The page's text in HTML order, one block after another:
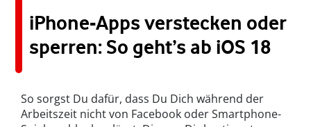
iPhone-Apps verstecken oder
sperren: So geht’s ab iOS 18
So sorgst Du dafür, dass Du Dich während der
Arbeitszeit nicht von Facebook oder Smartphone-